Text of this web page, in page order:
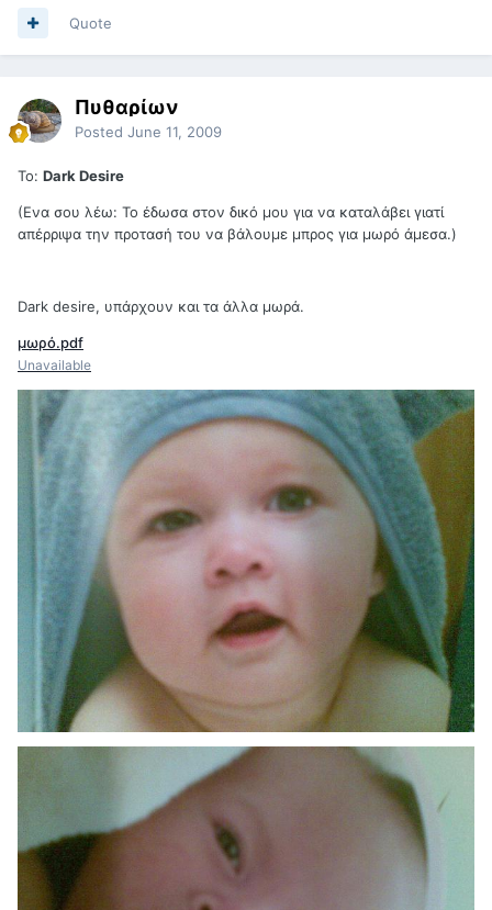
Quote
Πυθαρίων
Posted June 11, 2009
To: Dark Desire
(Ενα σου λέω: Το έδωσα στον δικό μου για να καταλάβει γιατί
απέρριψα την προτασή του να βάλουμε μπρος για μωρό άμεσα.)
Dark desire, υπάρχουν και τα άλλα μωρά.
μωρό.pdf
Unavailable